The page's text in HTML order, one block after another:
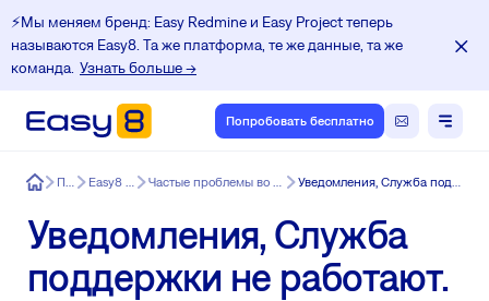
⚡️Мы меняем бренд: Easy Redmine и Easy Project теперь
называются Easy8. Та же платформа, те же данные, та же
команда. Узнать больше →
Попробовать бесплатно
Easy8 Продукт Easy8 – возможности Частые проблемы во время установки и обновления Redmine Уведомления, Служба поддержки не работают. Моя информация устарела.
Уведомления, Служба
поддержки не работают.